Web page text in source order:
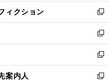
く
で
開
く
ン
ド
ウ
で
開
く
ウ
ィ
ン
ド
ウ
で
開
く
ィクション
新
し
い
ウ
ィ
ン
ド
新
し
い
ウ
ィ
新
し
い
案内人
新